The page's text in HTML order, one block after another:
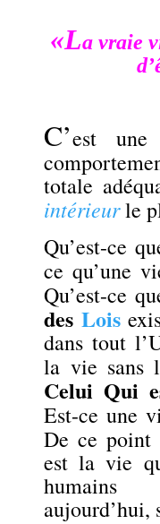
«La vraie
C’est
totale
intérieurle
Qu’est-ce
ce qu’une
Qu’est-ce
des Lois
dans tout
la vie sans
Celui Qui
Est-ce une
De ce point
est la vie
humains
aujourd’hui,